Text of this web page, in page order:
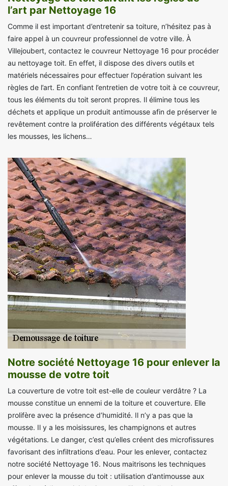
l’art par Nettoyage 16
Comme il est important d’entretenir sa toiture, n’hésitez pas à
faire appel à un couvreur professionnel de votre ville. À
Villejoubert, contactez le couvreur Nettoyage 16 pour procéder
au nettoyage toit. En effet, il dispose des divers outils et
matériels nécessaires pour effectuer l’opération suivant les
règles de l’art. En confiant l’entretien de votre toit à ce couvreur,
tous les éléments du toit seront propres. Il élimine tous les
déchets et applique un produit antimousse afin de préserver le
revêtement contre la prolifération des différents végétaux tels
les mousses, les lichens…
Notre société Nettoyage 16 pour enlever la
mousse de votre toit
La couverture de votre toit est-elle de couleur verdâtre ? La
mousse constitue un ennemi de la toiture et couverture. Elle
prolifère avec la présence d’humidité. Il n’y a pas que la
mousse. Il y a les moisissures, les champignons et autres
végétations. Le danger, c’est qu’elles créent des microfissures
favorisant des infiltrations d’eau. Pour les enlever, contactez
notre société Nettoyage 16. Nous maitrisons les techniques
pour enlever la mousse du toit : utilisation d’antimousse aux